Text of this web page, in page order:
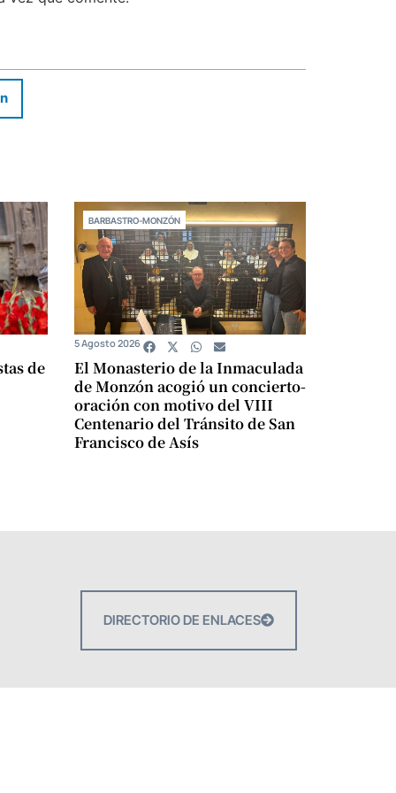
de
BARBASTRO-MONZÓN
El Monasterio de la Inmaculada
de Monzón acogió un concierto-
oración con motivo del VIII
Centenario del Tránsito de San
Francisco de Asís
5 Agosto 2026
DIRECTORIO DE ENLACES